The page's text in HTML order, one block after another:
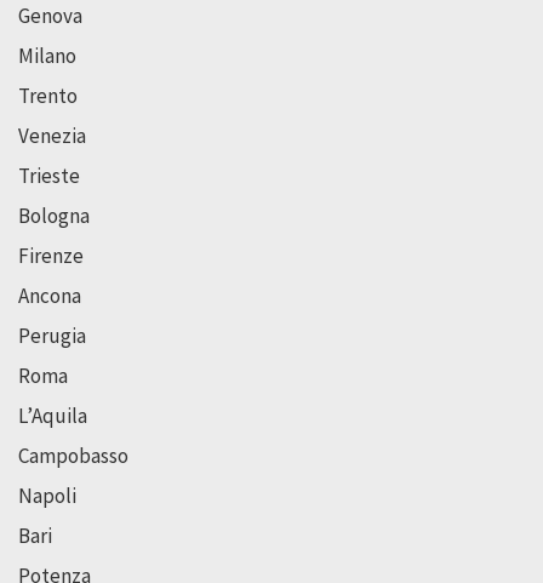
Genova
Milano
Trento
Venezia
Trieste
Bologna
Firenze
Ancona
Perugia
Roma
L’Aquila
Campobasso
Napoli
Bari
Potenza